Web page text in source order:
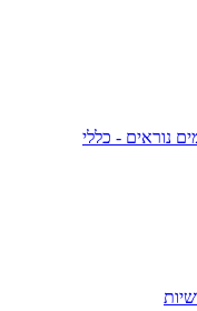
נוראים - כללי